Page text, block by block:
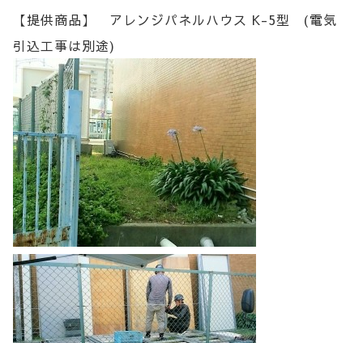
【提供商品】 アレンジパネルハウス K-5型 (電気
引込工事は別途)